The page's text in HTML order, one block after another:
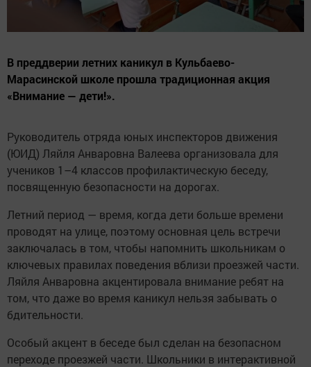
В преддверии летних каникул в Кульбаево-
Марасинской школе прошла традиционная акция
«Внимание — дети!».
Руководитель отряда юных инспекторов движения
(ЮИД) Ляйля Анваровна Валеева организовала для
учеников 1–4 классов профилактическую беседу,
посвященную безопасности на дорогах.
Летний период — время, когда дети больше времени
проводят на улице, поэтому основная цель встречи
заключалась в том, чтобы напомнить школьникам о
ключевых правилах поведения вблизи проезжей части.
Ляйля Анваровна акцентировала внимание ребят на
том, что даже во время каникул нельзя забывать о
бдительности.
Особый акцент в беседе был сделан на безопасном
переходе проезжей части. Школьники в интерактивной